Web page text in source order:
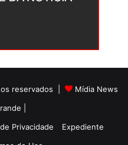
reservados |
Mídia News
|
Privacidade
Expediente